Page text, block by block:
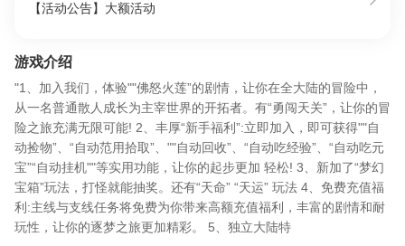
【活动公告】大额活动
游戏介绍
"1、加入我们，体验""佛怒火莲”的剧情，让你在全大陆的冒险中，
从一名普通散人成长为主宰世界的开拓者。有“勇闯天关”，让你的冒
险之旅充满无限可能! 2、丰厚“新手福利”:立即加入，即可获得""自
动捡物”、“自动范用拾取”、""自动回收”、“自动吃经验”、“自动吃元
宝”“自动挂机""等实用功能，让你的起步更加 轻松! 3、新加了“梦幻
宝箱”玩法，打怪就能抽奖。还有“天命” “天运” 玩法 4、免费充值福
利:主线与支线任务将免费为你带来高额充值福利，丰富的剧情和耐
玩性，让你的逐梦之旅更加精彩。 5、独立大陆特